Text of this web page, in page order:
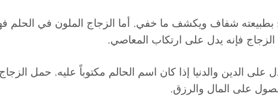
شفاف ويكشف ما خفي. أما الزجاج الملون في الحلم
الزجاج فإنه يدل على ارتكاب المعاصي.
الدين والدنيا إذا كان اسم الحالم مكتوباً عليه. حمل
على المال والرزق.